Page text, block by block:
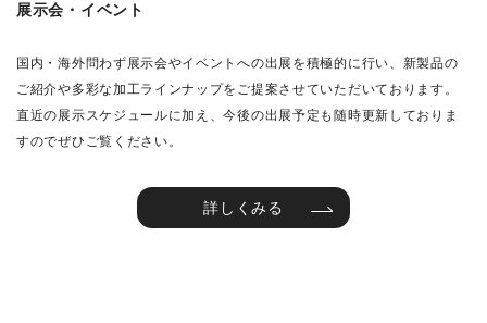
展示会・イベント
国内・海外問わず展示会やイベントへの出展を積極的に行い、新製品の
ご紹介や多彩な加工ラインナップをご提案させていただいております。
直近の展示スケジュールに加え、今後の出展予定も随時更新しておりま
すのでぜひご覧ください。
詳しくみる